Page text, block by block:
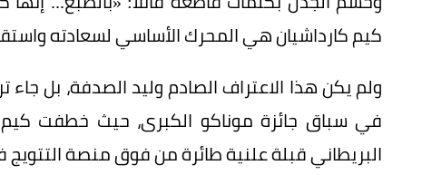
كيم كارداشيان هي المحرك الأساسي لسعادته
ولم يكن هذا الاعتراف الصادم وليد الصدفة، بل
في سباق جائزة موناكو الكبرى، حيث خطفت كيم
البريطاني قبلة علنية طائرة من فوق منصة التتويج